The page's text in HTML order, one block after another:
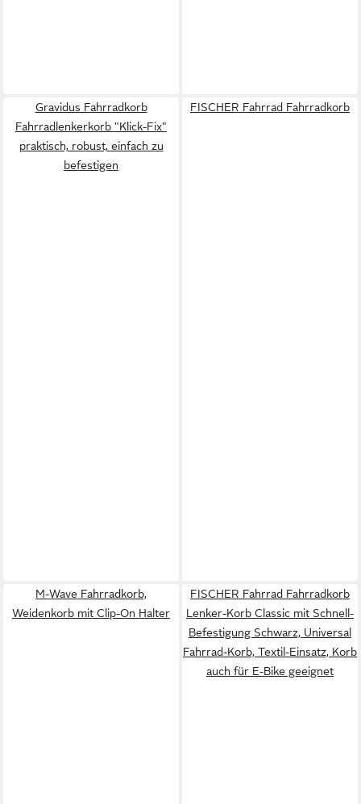
Gravidus Fahrradkorb
Fahrradlenkerkorb "Klick-Fix"
praktisch, robust, einfach zu
befestigen
FISCHER Fahrrad Fahrradkorb
M-Wave Fahrradkorb,
Weidenkorb mit Clip-On Halter
FISCHER Fahrrad Fahrradkorb
Lenker-Korb Classic mit Schnell-
Befestigung Schwarz, Universal
Fahrrad-Korb, Textil-Einsatz, Korb
auch für E-Bike geeignet